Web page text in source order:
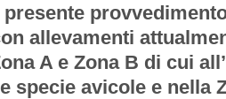
allevamenti
A e Zona B di cui
specie avicole e nella